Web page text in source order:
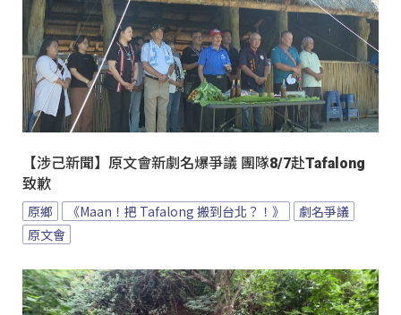
【涉己新聞】原文會新劇名爆爭議 團隊8/7赴Tafalong
致歉
原鄉 《Maan！把 Tafalong 搬到台北？！》
劇名爭議
原文會